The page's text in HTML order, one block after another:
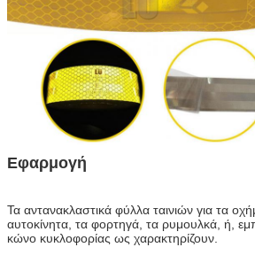
Εφαρμογή
Τα αντανακλαστικά φύλλα ταινιών για τα
αυτοκίνητα, τα φορτηγά, τα ρυμουλκά, ή,
κώνο κυκλοφορίας ως χαρακτηρίζουν.